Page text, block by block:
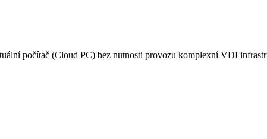
počítač (Cloud PC) bez nutnosti provozu komplexní VDI